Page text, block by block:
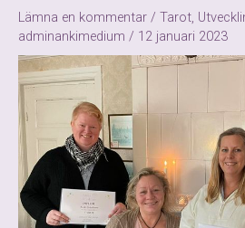
Lämna en kommentar / Tarot,
adminankimedium / 12 januari 2023